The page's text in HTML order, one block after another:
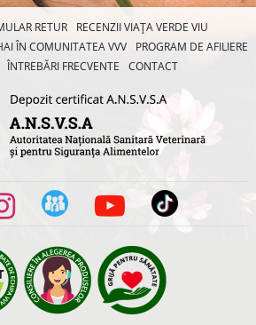
RETUR
RECENZII VIAȚA VERDE VIU
ÎN COMUNITATEA VVV
PROGRAM DE AFILIERE
ÎNTREBĂRI FRECVENTE CONTACT